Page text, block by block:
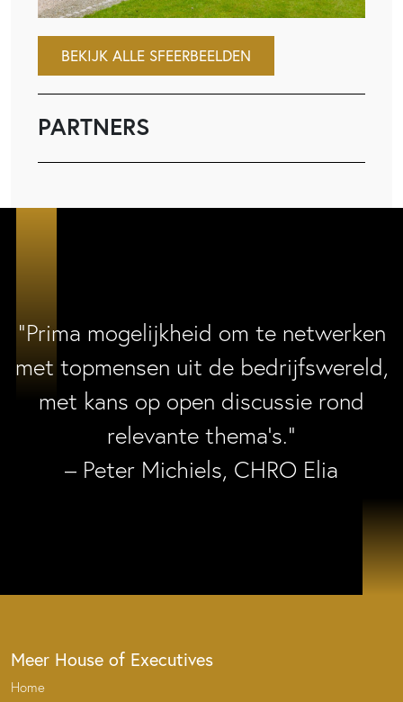
BEKIJK ALLE SFEERBEELDEN
PARTNERS
“Prima mogelijkheid om te netwerken
met topmensen uit de bedrijfswereld,
met kans op open discussie rond
relevante thema’s.”
– Peter Michiels, CHRO Elia
Meer House of Executives
Home